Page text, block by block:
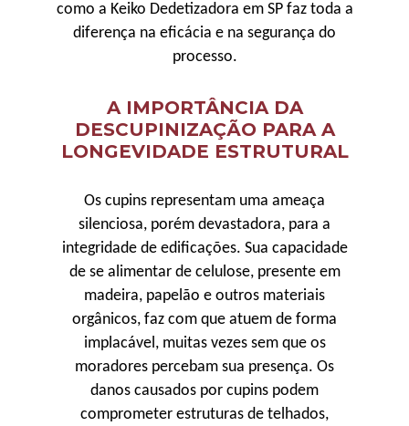
como a Keiko Dedetizadora em SP faz toda a
diferença na eficácia e na segurança do
processo.
A IMPORTÂNCIA DA
DESCUPINIZAÇÃO PARA A
LONGEVIDADE ESTRUTURAL
Os cupins representam uma ameaça
silenciosa, porém devastadora, para a
integridade de edificações. Sua capacidade
de se alimentar de celulose, presente em
madeira, papelão e outros materiais
orgânicos, faz com que atuem de forma
implacável, muitas vezes sem que os
moradores percebam sua presença. Os
danos causados por cupins podem
comprometer estruturas de telhados,